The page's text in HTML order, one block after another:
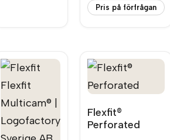
Pris på förfrågan
Flexfit®
Perforated